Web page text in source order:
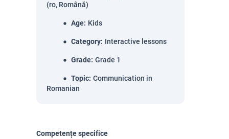
(ro, Română)
Age: Kids
Category: Interactive lessons
Grade: Grade 1
Topic: Communication in
Romanian
Competențe specifice